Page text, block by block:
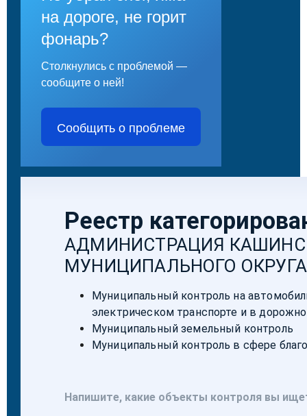
на дороге, не горит
фонарь?
Столкнулись с проблемой —
сообщите о ней!
Сообщить о проблеме